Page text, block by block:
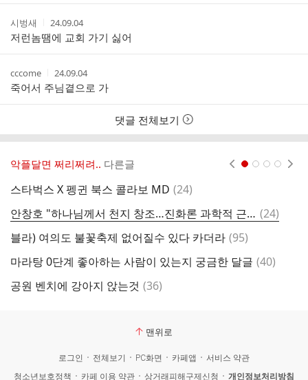
간
작
성
자
시벙새
작
성
시
간
24.09.04
저런놈땜에 교회 가기 싫어
작
성
자
cccome
작
성
시
간
24.09.04
죽어서 주님곁으로 가
댓글 전체보기
악플달면 쩌리쩌려.. 다른글
스타벅스 X 펭귄 북스 콜라보 MD 댓
(24)
안창호 "하나님께서 천지 창조…진화론 과학적 근거 없다" 댓
글
(24)
블라) 여의도 불꽃축제 없어질수 있다 카더라 댓
(95)
마라탕 0단계 좋아하는 사람이 있는지 궁금한 달글 댓
(40)
공원 벤치에 강아지 앉는것 댓
(36)
맨위로
로그인 전체보기 PC화면 카페앱
서비스 약관
청소년보호정책
카페 이용 약관 상거래피해구제신청 개인정보처리방침